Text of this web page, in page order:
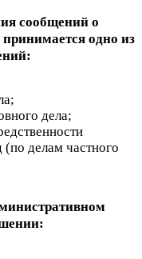
сообщений о
одно из
дела;
(по делам частного